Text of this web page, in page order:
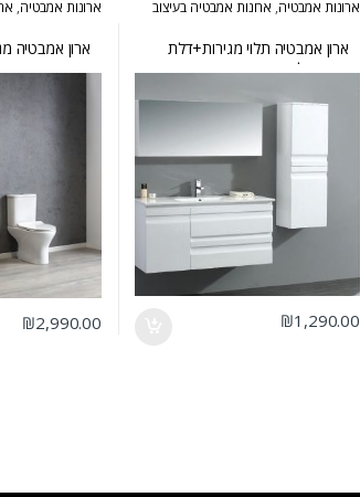
ארונות אמבטיה, ארונות אמבטיה בעיצוב
ארונות אמבטיה מעוצבים
ארון אמבטיה תלוי מגירות+דלת
אופטימל
₪1,290.00
ארונות אמבטיה,
ארונות
ארון אמבטיה
₪2,990.00